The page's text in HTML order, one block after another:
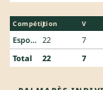
Compétition
J V
Espoirs Federaux 22 7
Total
22 7